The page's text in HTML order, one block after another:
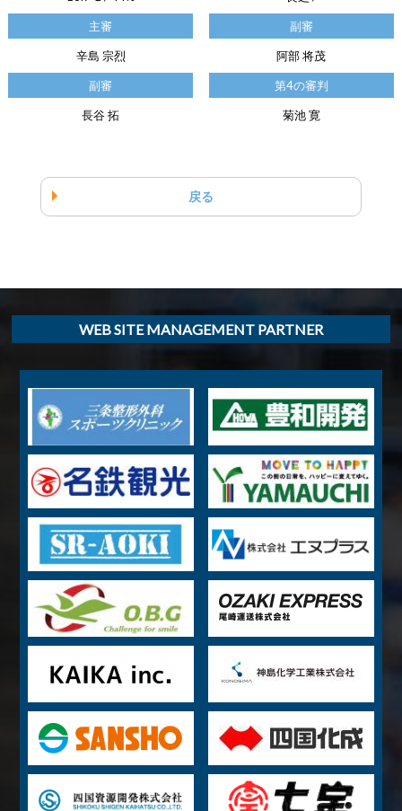
主審
辛島 宗烈
副審
阿部 将茂
副審
長谷 拓
第4の審判
菊池 寛
戻る
WEB SITE MANAGEMENT PARTNER